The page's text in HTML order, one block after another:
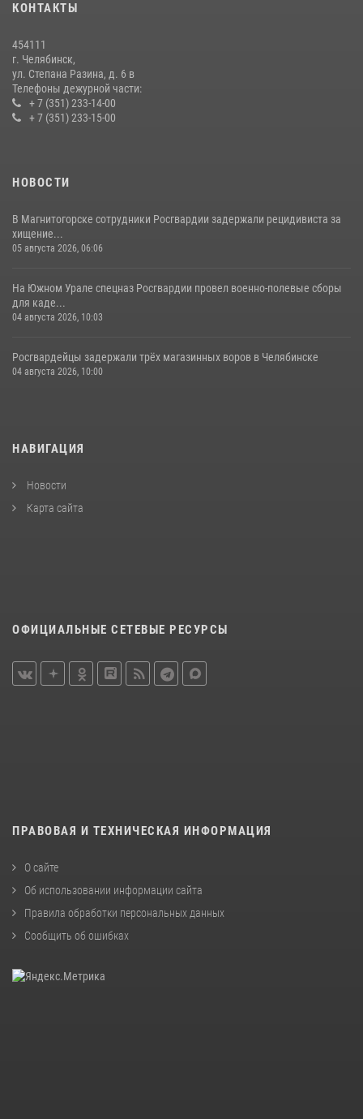
08 июля 2026, 12:05
КОНТАКТЫ
454111
г. Челябинск,
ул. Степана Разина, д. 6 в
Телефоны дежурной части:
+ 7 (351) 233-14-00
+ 7 (351) 233-15-00
НОВОСТИ
В Магнитогорске сотрудники Росгвардии задержали рецидивиста за
хищение...
05 августа 2026, 06:06
На Южном Урале спецназ Росгвардии провел военно-полевые сборы
для каде...
04 августа 2026, 10:03
Росгвардейцы задержали трёх магазинных воров в Челябинске
04 августа 2026, 10:00
НАВИГАЦИЯ
Новости
Карта сайта
ОФИЦИАЛЬНЫЕ СЕТЕВЫЕ РЕСУРСЫ
ПРАВОВАЯ И ТЕХНИЧЕСКАЯ ИНФОРМАЦИЯ
О сайте
Об использовании информации сайта
Правила обработки персональных данных
Сообщить об ошибках